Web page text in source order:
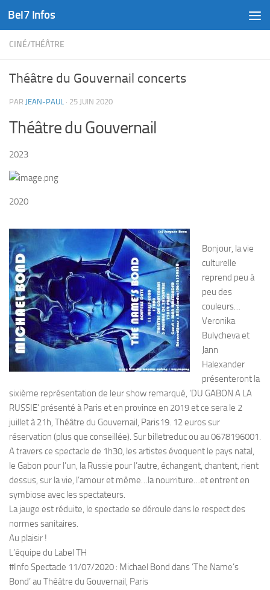
Skip to content
Bel7 Infos
CINÉ/THÉÂTRE
Théâtre du Gouvernail concerts
PAR JEAN-PAUL · 25 JUIN 2020
Théâtre du Gouvernail
2023
2020
Bonjour, la vie
culturelle
reprend peu à
peu des
couleurs…
Veronika
Bulycheva et
Jann
Halexander
présenteront la
sixième représentation de leur show remarqué, ‘DU GABON A LA
RUSSIE’ présenté à Paris et en province en 2019 et ce sera le 2
juillet à 21h, Théâtre du Gouvernail, Paris19. 12 euros sur
réservation (plus que conseillée). Sur billetreduc ou au 0678196001.
A travers ce spectacle de 1h30, les artistes évoquent le pays natal,
le Gabon pour l’un, la Russie pour l’autre, échangent, chantent, rient
dessus, sur la vie, l’amour et même…la nourriture…et entrent en
symbiose avec les spectateurs.
La jauge est réduite, le spectacle se déroule dans le respect des
normes sanitaires.
Au plaisir !
L’équipe du Label TH
#Info Spectacle 11/07/2020 : Michael Bond dans ‘The Name’s
Bond’ au Théâtre du Gouvernail, Paris